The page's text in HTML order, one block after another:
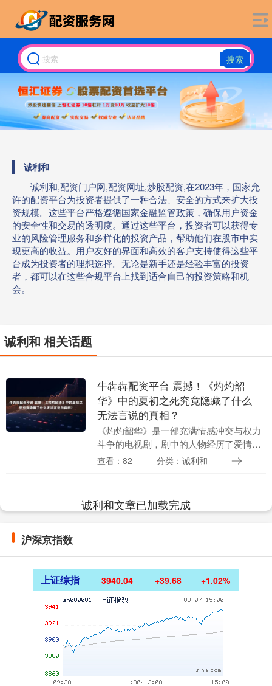
搜索
诚利和
诚利和,配资门户网,配资网址,炒股配资,在2023年，国家允
许的配资平台为投资者提供了一种合法、安全的方式来扩大投
资规模。这些平台严格遵循国家金融监管政策，确保用户资金
的安全性和交易的透明度。通过这些平台，投资者可以获得专
业的风险管理服务和多样化的投资产品，帮助他们在股市中实
现更高的收益。用户友好的界面和高效的客户支持使得这些平
台成为投资者的理想选择。无论是新手还是经验丰富的投资
者，都可以在这些合规平台上找到适合自己的投资策略和机
会。
诚利和 相关话题
牛犇犇配资平台 震撼！《灼灼韶
华》中的夏初之死究竟隐藏了什么
无法言说的真相？
《灼灼韶华》是一部充满情感冲突与权力
斗争的电视剧，剧中的人物经历了爱情、
背叛、复仇和牺牲等多重情感纠葛，展现
查看：82 分类：诚利和
诚利和文章已加载完成
沪深京指数
上证综指 3940.04 +39.68 +1.02%